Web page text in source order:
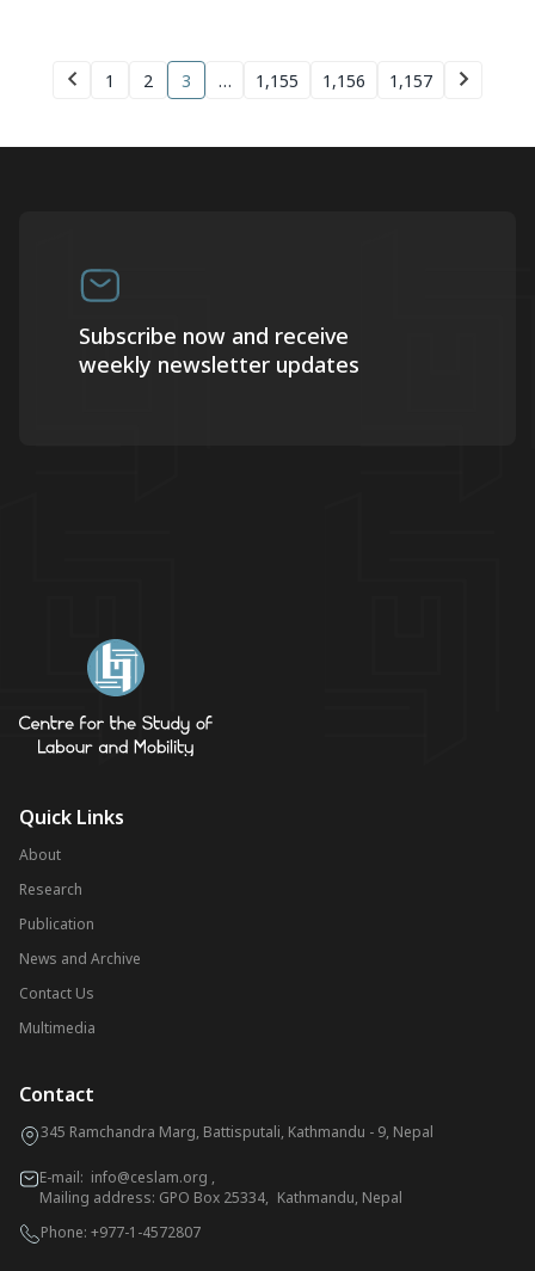
1 2 3 … 1,155 1,156 1,157
Subscribe now and receive
weekly newsletter updates
Quick Links
About
Research
Publication
News and Archive
Contact Us
Multimedia
Contact
345 Ramchandra Marg, Battisputali, Kathmandu - 9, Nepal
E-mail: info@ceslam.org ,
Mailing address: GPO Box 25334, Kathmandu, Nepal
Phone: +977-1-4572807